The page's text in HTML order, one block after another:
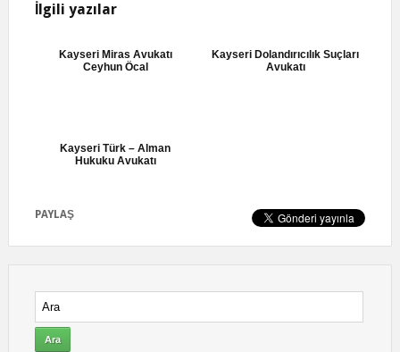
İlgili yazılar
Kayseri Miras Avukatı
Ceyhun Öcal
Kayseri Dolandırıcılık Suçları
Avukatı
Kayseri Türk – Alman
Hukuku Avukatı
PAYLAŞ